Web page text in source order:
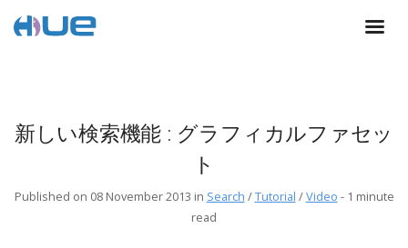
新しい検索機能 : グラフィカルファセッ
ト
Published on 08 November 2013 in Search /Tutorial /Video - 1 minute
read